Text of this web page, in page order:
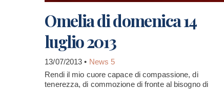
Omelia di domenica 14
luglio 2013
13/07/2013 • News 5
Rendi il mio cuore capace di compassione, di
tenerezza, di commozione di fronte al bisogno di